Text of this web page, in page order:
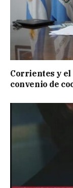
Corrientes y
convenio de